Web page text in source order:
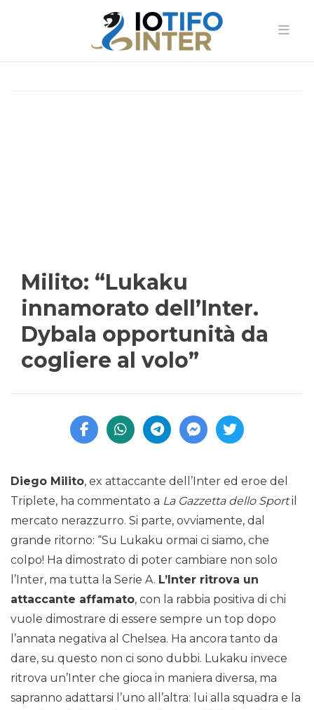
Milito: “Lukaku
innamorato dell’Inter.
Dybala opportunità da
cogliere al volo”
Diego Milito, ex attaccante dell’Inter ed eroe del
Triplete, ha commentato a La Gazzetta dello Sportil
mercato nerazzurro. Si parte, ovviamente, dal
grande ritorno: “Su Lukaku ormai ci siamo, che
colpo! Ha dimostrato di poter cambiare non solo
l’Inter, ma tutta la Serie A. L’Inter ritrova un
attaccante affamato, con la rabbia positiva di chi
vuole dimostrare di essere sempre un top dopo
l’annata negativa al Chelsea. Ha ancora tanto da
dare, su questo non ci sono dubbi. Lukaku invece
ritrova un’Inter che gioca in maniera diversa, ma
sapranno adattarsi l’uno all’altra: lui alla squadra e la